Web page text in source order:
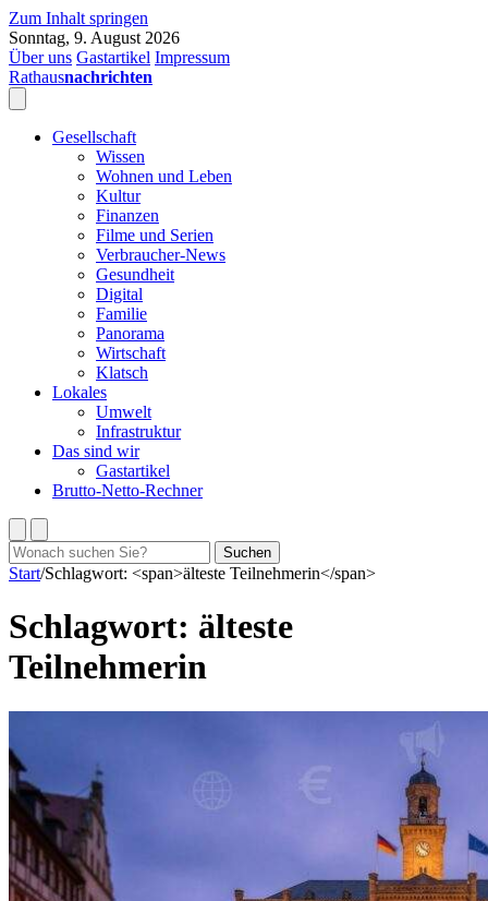
Zum Inhalt springen
Sonntag, 9. August 2026
Über uns Gastartikel Impressum
Rathausnachrichten
Gesellschaft
Wissen
Wohnen und Leben
Kultur
Finanzen
Filme und Serien
Verbraucher-News
Gesundheit
Digital
Familie
Panorama
Wirtschaft
Klatsch
Lokales
Umwelt
Infrastruktur
Das sind wir
Gastartikel
Brutto-Netto-Rechner
Suchen
nach:
Suchen
Start/Schlagwort: <span>älteste Teilnehmerin</span>
Schlagwort: älteste
Teilnehmerin